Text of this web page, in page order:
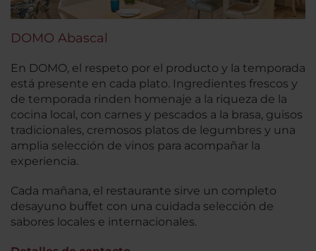
DOMO Abascal
En DOMO, el respeto por el producto y la temporada
está presente en cada plato. Ingredientes frescos y
de temporada rinden homenaje a la riqueza de la
cocina local, con carnes y pescados a la brasa, guisos
tradicionales, cremosos platos de legumbres y una
amplia selección de vinos para acompañar la
experiencia.
Cada mañana, el restaurante sirve un completo
desayuno buffet con una cuidada selección de
sabores locales e internacionales.